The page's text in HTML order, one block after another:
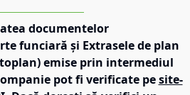
documentelor
funciară și Extrasele de plan
emise prin intermediul
pot fi verificate pe site-